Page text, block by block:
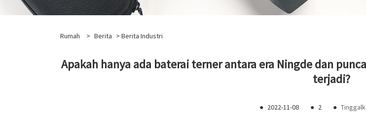
Rumah > Berita > Berita Industri
Apakah hanya ada baterai terner antara era Ningde dan
terjadi?
● 2022-11-08 ● 2 ●